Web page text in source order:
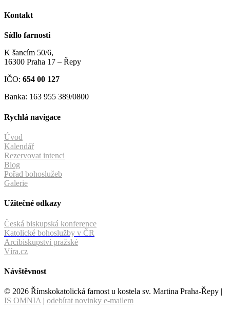
Kontakt
Sídlo farnosti
K šancím 50/6,
16300 Praha 17 – Řepy
IČO: 654 00 127
Banka: 163 955 389/0800
Rychlá navigace
Úvod
Kalendář
Rezervovat intenci
Blog
Pořad bohoslužeb
Galerie
Užitečné odkazy
Česká biskupská konference
Katolické bohoslužby v ČR
Arcibiskupství pražské
Víra.cz
Návštěvnost
© 2026 Římskokatolická farnost u kostela sv. Martina Praha-Řepy |
IS OMNIA | odebírat novinky e-mailem